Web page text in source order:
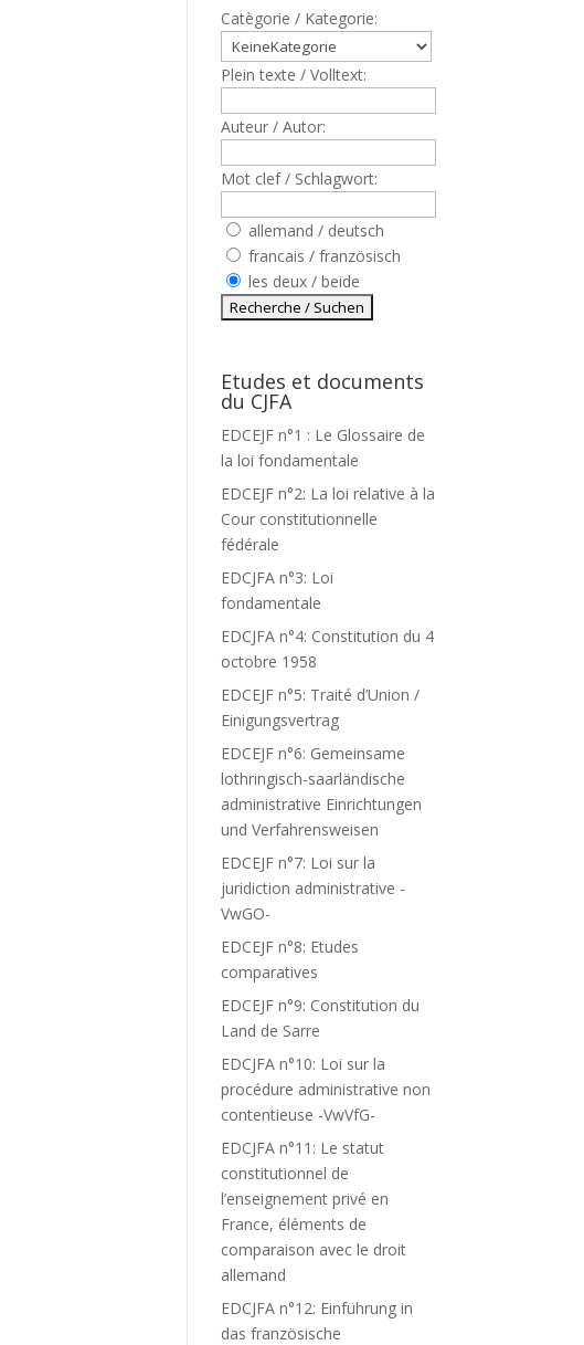
Catègorie / Kategorie:
Plein texte / Volltext:
Auteur / Autor:
Mot clef / Schlagwort:
allemand / deutsch
francais / französisch
les deux / beide
Etudes et documents
du CJFA
EDCEJF n°1 : Le Glossaire de
la loi fondamentale
EDCEJF n°2: La loi relative à la
Cour constitutionnelle
fédérale
EDCJFA n°3: Loi
fondamentale
EDCJFA n°4: Constitution du 4
octobre 1958
EDCEJF n°5: Traité d’Union /
Einigungsvertrag
EDCEJF n°6: Gemeinsame
lothringisch-saarländische
administrative Einrichtungen
und Verfahrensweisen
EDCEJF n°7: Loi sur la
juridiction administrative -
VwGO-
EDCEJF n°8: Etudes
comparatives
EDCEJF n°9: Constitution du
Land de Sarre
EDCJFA n°10: Loi sur la
procédure administrative non
contentieuse -VwVfG-
EDCJFA n°11: Le statut
constitutionnel de
l’enseignement privé en
France, éléments de
comparaison avec le droit
allemand
EDCJFA n°12: Einführung in
das französische